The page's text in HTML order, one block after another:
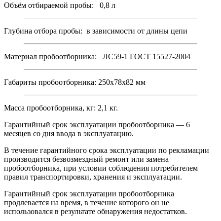
Объём отбираемой пробы: 0,8 л
Глубина отбора пробы: в зависимости от длины цепи
Материал пробоотборника: ЛС59-1 ГОСТ 15527-2004
Габариты пробоотборника: 250х78х82 мм
Масса пробоотборника, кг: 2,1 кг.
Гарантийный срок эксплуатации пробоотборника — 6
месяцев со дня ввода в эксплуатацию.
В течение гарантийного срока эксплуатации по рекламации
производится безвозмездный ремонт или замена
пробоотборника, при условии соблюдения потребителем
правил транспортировки, хранения и эксплуатации.
Гарантийный срок эксплуатации пробоотборника
продлевается на время, в течение которого он не
использовался в результате обнаружения недостатков.